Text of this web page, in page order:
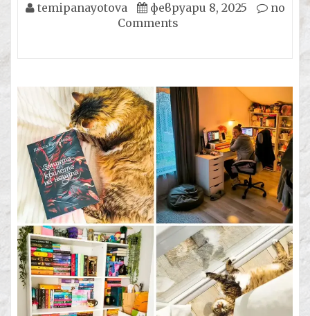
temipanayotova февруари 8, 2025
no
Comments